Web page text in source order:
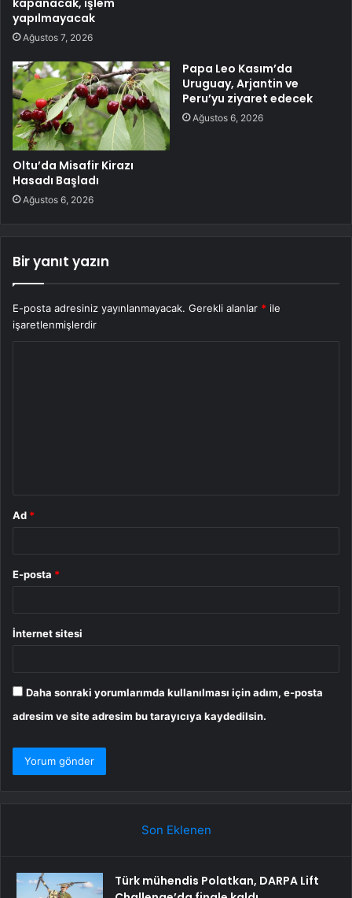
kapanacak, işlem
yapılmayacak
Ağustos 7, 2026
Oltu’da Misafir Kirazı
Hasadı Başladı
Ağustos 6, 2026
Papa Leo Kasım’da
Uruguay, Arjantin ve
Peru’yu ziyaret edecek
Ağustos 6, 2026
Bir yanıt yazın
E-posta adresiniz yayınlanmayacak. Gerekli alanlar * ile
işaretlenmişlerdir
Ad *
E-posta *
İnternet sitesi
Daha sonraki yorumlarımda kullanılması için adım, e-posta
adresim ve site adresim bu tarayıcıya kaydedilsin.
Son Eklenen
Türk mühendis Polatkan, DARPA Lift